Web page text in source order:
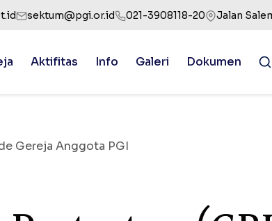
sektum@pgi.or.id 021-3908118-20 Jalan
Aktifitas Info Galeri Dokumen
Gereja Anggota PGI